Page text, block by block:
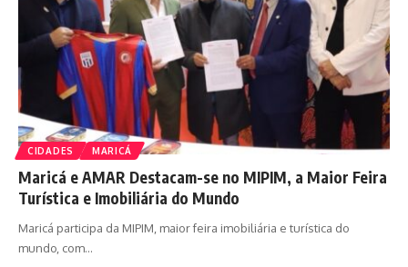
CIDADES MARICÁ
Maricá e AMAR Destacam-se no MIPIM, a Maior Feira
Turística e Imobiliária do Mundo
Maricá participa da MIPIM, maior feira imobiliária e turística do
mundo, com…